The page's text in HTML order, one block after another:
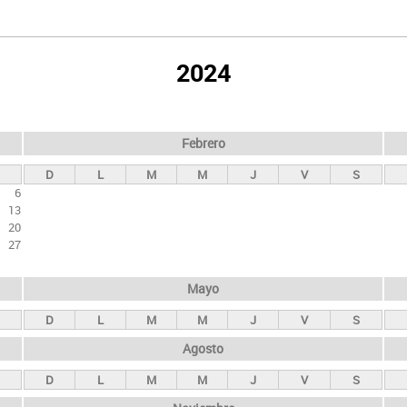
2024
6
13
20
27
Febrero
D L M M J V S
Mayo
D L M M J V S
Agosto
D L M M J V S